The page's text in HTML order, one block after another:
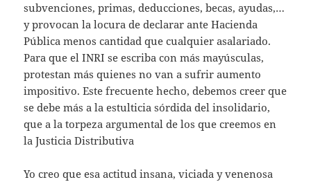
subvenciones, primas, deducciones, becas, ayudas,…
y provocan la locura de declarar ante Hacienda
Pública menos cantidad que cualquier asalariado.
Para que el INRI se escriba con más mayúsculas,
protestan más quienes no van a sufrir aumento
impositivo. Este frecuente hecho, debemos creer que
se debe más a la estulticia sórdida del insolidario,
que a la torpeza argumental de los que creemos en
la Justicia Distributiva
Yo creo que esa actitud insana, viciada y venenosa